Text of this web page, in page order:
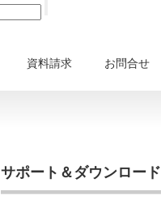
資料請求 お問合せ
サポート＆ダウンロード